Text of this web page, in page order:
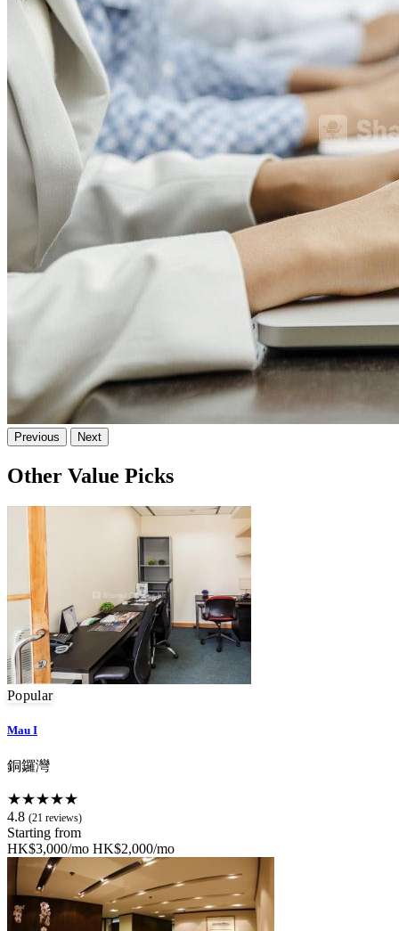
Previous Next
Other Value Picks
Popular
Mau I
銅鑼灣
★★★★★
4.8 (21 reviews)
Starting from
HK$3,000/mo HK$2,000/mo